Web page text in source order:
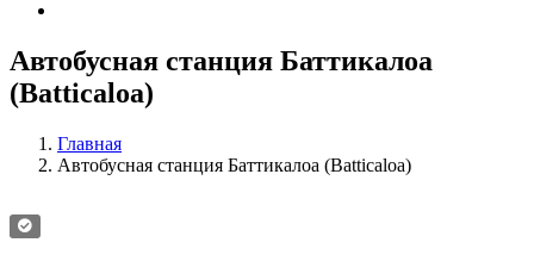
Автобусная станция Баттикалоа
(Batticaloa)
Главная
Автобусная станция Баттикалоа (Batticaloa)